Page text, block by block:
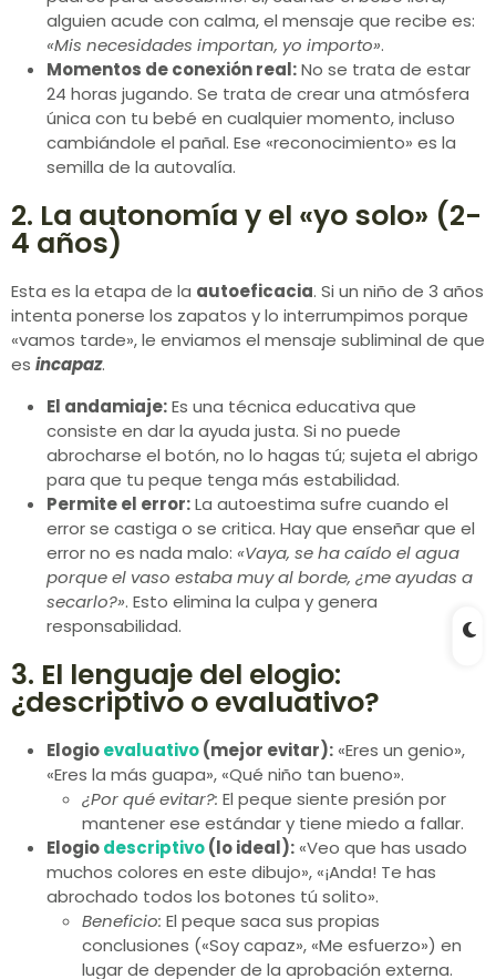
alguien acude con calma, el mensaje que recibe es:
«Mis necesidades importan, yo importo».
Momentos de conexión real:No se trata de estar
24 horas jugando. Se trata de crear una atmósfera
única con tu bebé en cualquier momento, incluso
cambiándole el pañal. Ese «reconocimiento» es la
semilla de la autovalía.
2. La autonomía y el «yo solo» (2-
4 años)
Esta es la etapa de la autoeficacia. Si un niño de 3 años
intenta ponerse los zapatos y lo interrumpimos porque
«vamos tarde», le enviamos el mensaje subliminal de que
es incapaz.
El andamiaje:Es una técnica educativa que
consiste en dar la ayuda justa. Si no puede
abrocharse el botón, no lo hagas tú; sujeta el abrigo
para que tu peque tenga más estabilidad.
Permite el error:La autoestima sufre cuando el
error se castiga o se critica. Hay que enseñar que el
error no es nada malo: «Vaya, se ha caído el agua
porque el vaso estaba muy al borde, ¿me ayudas a
secarlo?». Esto elimina la culpa y genera
responsabilidad.
3. El lenguaje del elogio:
¿descriptivo o evaluativo?
Elogioevaluativo(mejor evitar):«Eres un genio»,
«Eres la más guapa», «Qué niño tan bueno».
¿Por qué evitar?: El peque siente presión por
mantener ese estándar y tiene miedo a fallar.
Elogiodescriptivo(lo ideal):«Veo que has usado
muchos colores en este dibujo», «¡Anda! Te has
abrochado todos los botones tú solito».
Beneficio: El peque saca sus propias
conclusiones («Soy capaz», «Me esfuerzo») en
lugar de depender de la aprobación externa.